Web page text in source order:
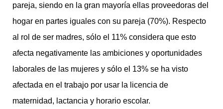
pareja, siendo en la gran mayoría ellas proveedoras del
hogar en partes iguales con su pareja (70%). Respecto
al rol de ser madres, sólo el 11% considera que esto
afecta negativamente las ambiciones y oportunidades
laborales de las mujeres y sólo el 13% se ha visto
afectada en el trabajo por usar la licencia de
maternidad, lactancia y horario escolar.